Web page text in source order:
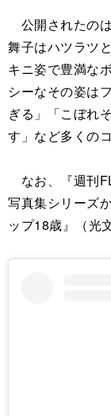
公開されたの
舞子はハツラツ
キニ姿で豊満な
シーなその姿は
ぎる」「こぼれ
す」など多くの
なお、『週刊
写真集シリーズ
ップ18歳』（光